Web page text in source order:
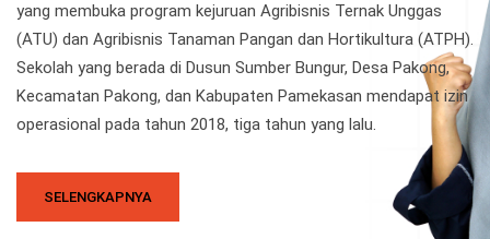
yang membuka program kejuruan Agribisnis Ternak Unggas
(ATU) dan Agribisnis Tanaman Pangan dan Hortikultura (ATPH).
Sekolah yang berada di Dusun Sumber Bungur, Desa Pakong,
Kecamatan Pakong, dan Kabupaten Pamekasan mendapat izin
operasional pada tahun 2018, tiga tahun yang lalu.
SELENGKAPNYA